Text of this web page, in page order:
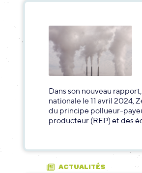
Dans son nouveau
nationale le 11 avril 2024,
du principe pollueur-
producteur (REP) et des
ACTUALITÉS